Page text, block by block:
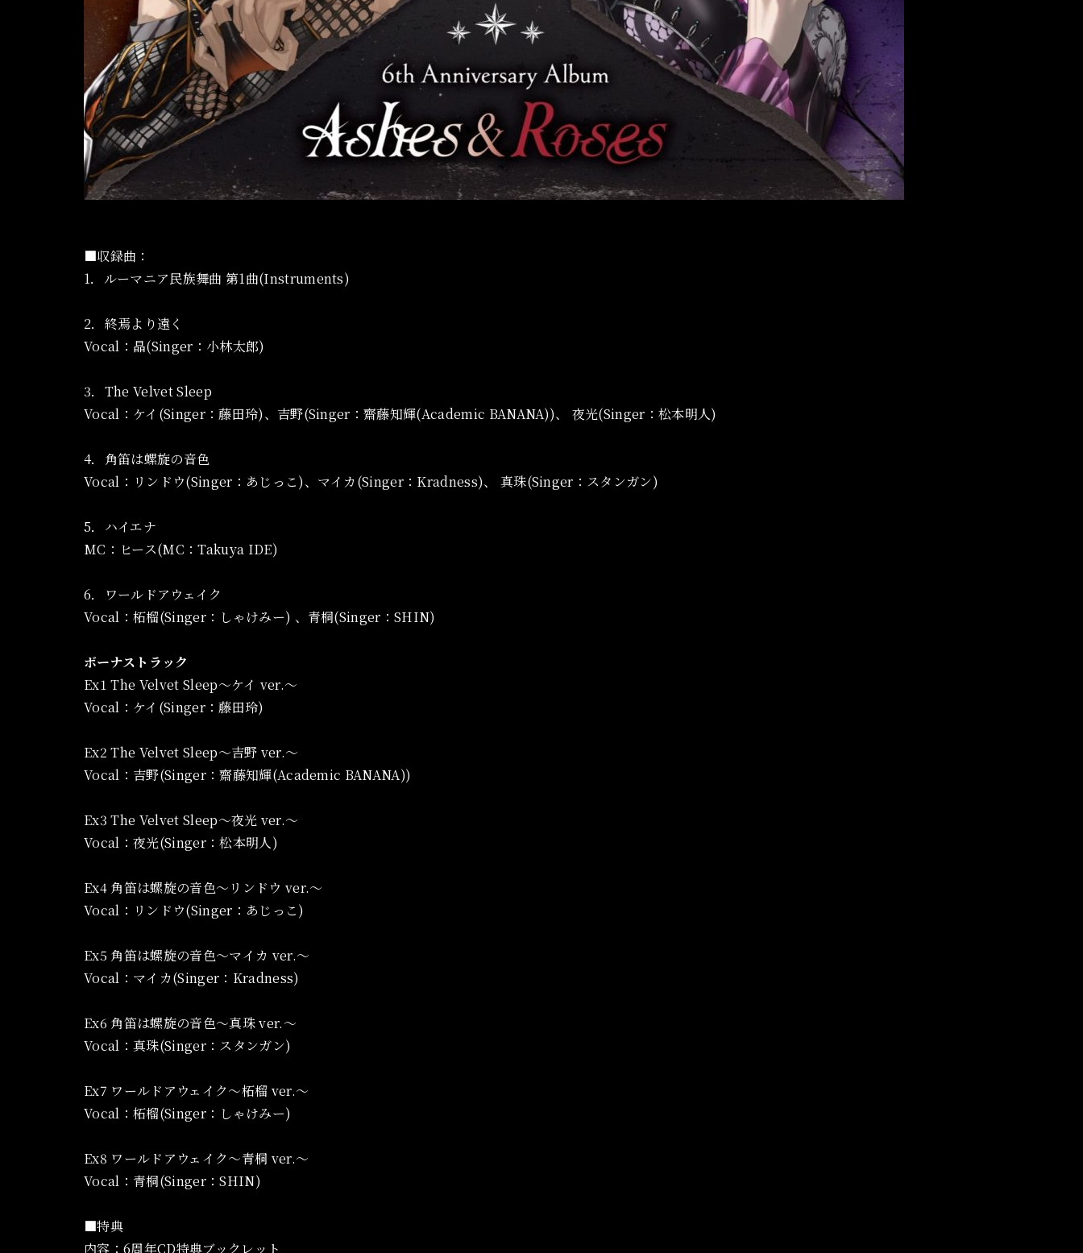
■収録曲：
1．ルーマニア民族舞曲 第1曲(Instruments)
2．終焉より遠く
Vocal：晶(Singer：小林太郎)
3．The Velvet Sleep
Vocal：ケイ(Singer：藤田玲)、吉野(Singer：齋藤知輝(Academic BANANA))、 夜光(Singer：松本明人)
4．角笛は螺旋の音色
Vocal：リンドウ(Singer：あじっこ)、マイカ(Singer：Kradness)、 真珠(Singer：スタンガン)
5．ハイエナ
MC：ヒース(MC：Takuya IDE)
6．ワールドアウェイク
Vocal：柘榴(Singer：しゃけみー) 、青桐(Singer：SHIN)
ボーナストラック
Ex1 The Velvet Sleep～ケイ ver.～
Vocal：ケイ(Singer：藤田玲)
Ex2 The Velvet Sleep～吉野 ver.～
Vocal：吉野(Singer：齋藤知輝(Academic BANANA))
Ex3 The Velvet Sleep～夜光 ver.～
Vocal：夜光(Singer：松本明人)
Ex4 角笛は螺旋の音色～リンドウ ver.～
Vocal：リンドウ(Singer：あじっこ)
Ex5 角笛は螺旋の音色～マイカ ver.～
Vocal：マイカ(Singer：Kradness)
Ex6 角笛は螺旋の音色～真珠 ver.～
Vocal：真珠(Singer：スタンガン)
Ex7 ワールドアウェイク～柘榴 ver.～
Vocal：柘榴(Singer：しゃけみー)
Ex8 ワールドアウェイク～青桐 ver.～
Vocal：青桐(Singer：SHIN)
■特典
内容：6周年CD特典ブックレット